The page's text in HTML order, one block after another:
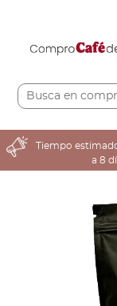
COMPRA AQUÍ
COLOMBIA
Tiempo
a 8